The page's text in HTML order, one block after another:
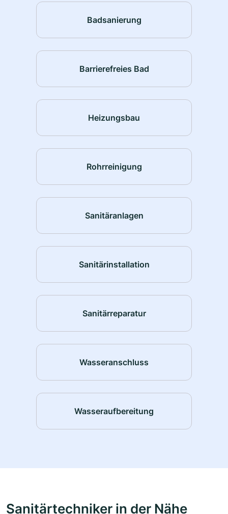
Badsanierung
Barrierefreies Bad
Heizungsbau
Rohrreinigung
Sanitäranlagen
Sanitärinstallation
Sanitärreparatur
Wasseranschluss
Wasseraufbereitung
Sanitärtechniker in der Nähe